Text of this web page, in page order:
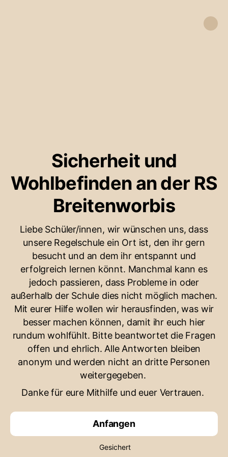
Sicherheit und
Wohlbefinden an der RS
Breitenworbis
Liebe Schüler/innen, wir wünschen uns, dass
unsere Regelschule ein Ort ist, den ihr gern
besucht und an dem ihr entspannt und
erfolgreich lernen könnt. Manchmal kann es
jedoch passieren, dass Probleme in oder
außerhalb der Schule dies nicht möglich machen.
Mit eurer Hilfe wollen wir herausfinden, was wir
besser machen können, damit ihr euch hier
rundum wohlfühlt. Bitte beantwortet die Fragen
offen und ehrlich. Alle Antworten bleiben
anonym und werden nicht an dritte Personen
weitergegeben.
Danke für eure Mithilfe und euer Vertrauen.
Anfangen
Gesichert